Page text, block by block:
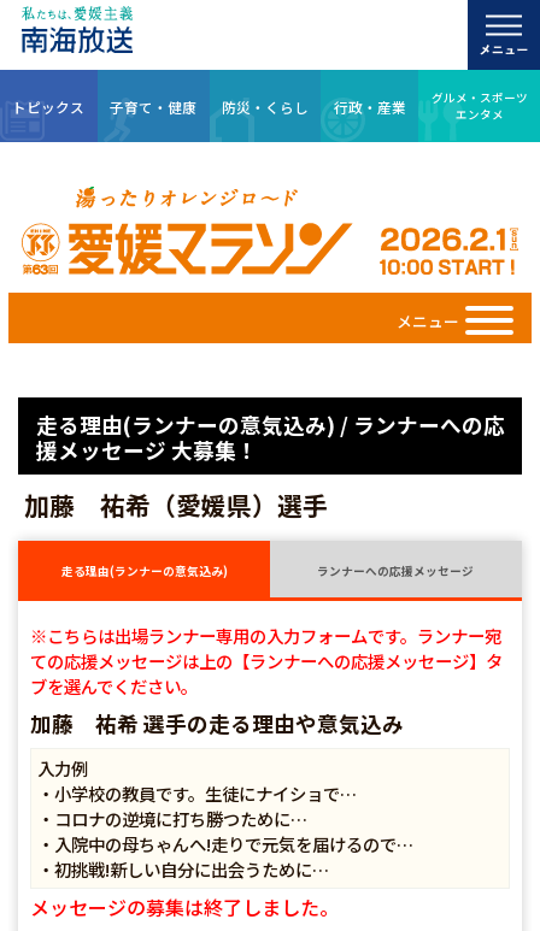
トピックス 子育て・健康 防災・くらし 行政・産業
グルメ・スポーツ
エンタメ
メニュー
走る理由(ランナーの意気込み) / ランナーへの応
援メッセージ 大募集！
加藤 祐希（愛媛県）選手
走る理由(ランナーの意気込み) ランナーへの応援メッセージ
※こちらは出場ランナー専用の入力フォームです。ランナー宛
ての応援メッセージは上の【ランナーへの応援メッセージ】タ
ブを選んでください。
加藤 祐希 選手の走る理由や意気込み
入力例
・小学校の教員です。生徒にナイショで…
・コロナの逆境に打ち勝つために…
・入院中の母ちゃんへ!走りで元気を届けるので…
・初挑戦!新しい自分に出会うために…
メッセージの募集は終了しました。